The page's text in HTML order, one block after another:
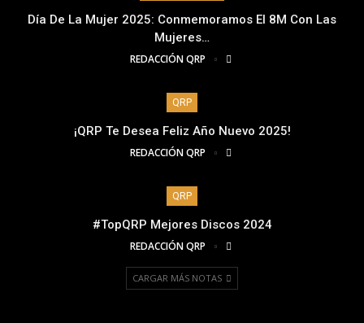
Día De La Mujer 2025: Conmemoramos El 8M Con Las
Mujeres…
REDACCIÓN QRP
QRP
¡QRP Te Desea Feliz Año Nuevo 2025!
REDACCIÓN QRP
QRP
#TopQRP Mejores Discos 2024
REDACCIÓN QRP
CARGAR MÁS NOTAS